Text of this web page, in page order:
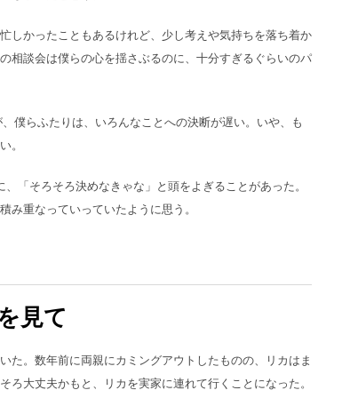
しかったこともあるけれど、少し考えや気持ちを落ち着か
相談会は僕らの心を揺さぶるのに、十分すぎるぐらいのパ
僕らふたりは、いろんなことへの決断が遅い。いや、も
。
「そろそろ決めなきゃな」と頭をよぎることがあった。
み重なっていっていたように思う。
見て
た。数年前に両親にカミングアウトしたものの、リカはま
大丈夫かもと、リカを実家に連れて行くことになった。